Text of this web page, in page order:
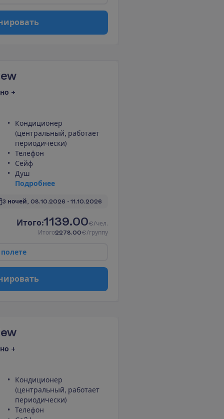
ировать
+
Кондиционер
(центральный, работает
периодически)
Телефон
Сейф
Душ
Подробнее
3 ночей, 08.10.2026 - 11.10.2026
Итого:1139.00€/чел.
Итого2278.00€/группу
полете
ировать
+
Кондиционер
(центральный, работает
периодически)
Телефон